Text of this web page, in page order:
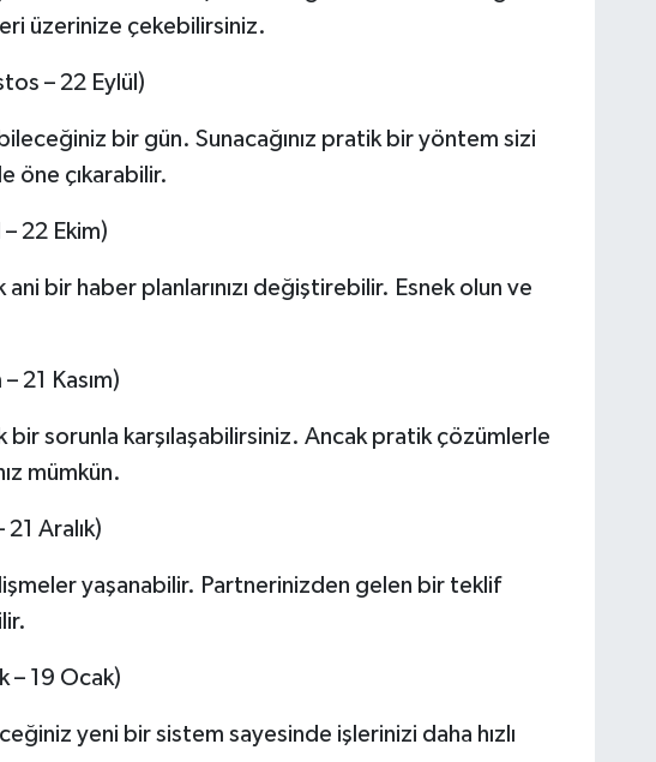
üzerinize çekebilirsiniz.
– 22 Eylül)
bir gün. Sunacağınız pratik bir yöntem sizi
öne çıkarabilir.
22 Ekim)
bir haber planlarınızı değiştirebilir. Esnek olun ve
21 Kasım)
bir sorunla karşılaşabilirsiniz. Ancak pratik çözümlerle
mümkün.
21 Aralık)
yaşanabilir. Partnerinizden gelen bir teklif
– 19 Ocak)
yeni bir sistem sayesinde işlerinizi daha hızlı